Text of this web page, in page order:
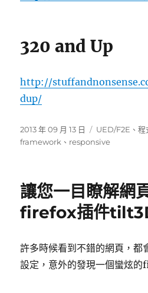
320 and Up
http://
dup/
發
佈
2013 年 09 月 13 日
分
類
UED/F2E 、程
framework 、 responsive
讓您一目瞭解網
firefox插件
許多時候看到不錯的網頁，都
設定，意外的發現一個蠻炫